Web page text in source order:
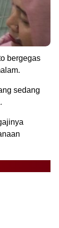
bergegas
sedang